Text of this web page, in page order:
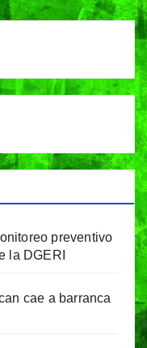
preventivo
la DGERI
cae a barranca